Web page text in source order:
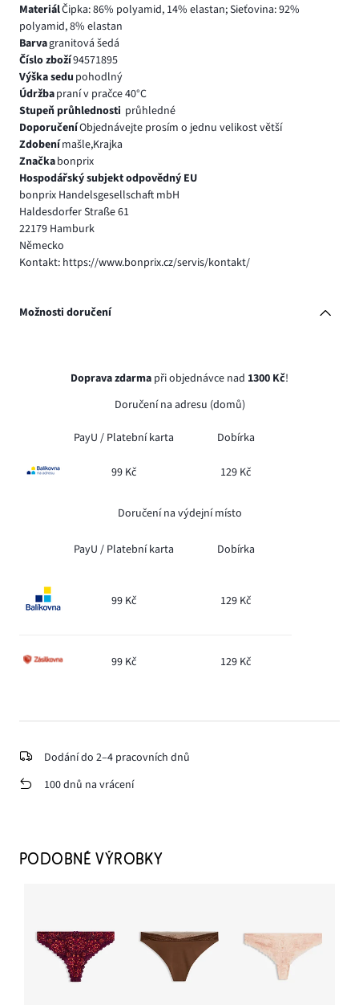
MateriálČipka: 86% polyamid, 14% elastan; Sieťovina: 92%
polyamid, 8% elastan
Barvagranitová šedá
Číslo zboží94571895
Výška sedu pohodlný
Údržbapraní v pračce 40°C
Stupeň průhlednosti průhledné
DoporučeníObjednávejte prosím o jednu velikost větší
Zdobenímašle,Krajka
Značkabonprix
Hospodářský subjekt odpovědný EU
bonprix Handelsgesellschaft mbH
Haldesdorfer Straße 61
22179 Hamburk
Německo
Kontakt: https://www.bonprix.cz/servis/kontakt/
Možnosti doručení
Doprava zdarma při objednávce nad 1300 Kč!
Doručení na adresu (domů)
PayU / Platební karta Dobírka
99 Kč 129 Kč
Doručení na výdejní místo
PayU / Platební karta Dobírka
99 Kč 129 Kč
99 Kč 129 Kč
Dodání do 2–4 pracovních dnů
100 dnů na vrácení
PODOBNÉ VÝROBKY